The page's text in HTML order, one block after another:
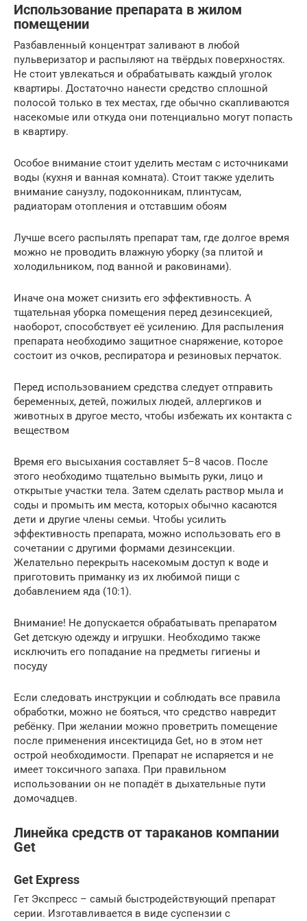
Использование препарата в жилом
помещении
Разбавленный концентрат заливают в любой
пульверизатор и распыляют на твёрдых поверхностях.
Не стоит увлекаться и обрабатывать каждый уголок
квартиры. Достаточно нанести средство сплошной
полосой только в тех местах, где обычно скапливаются
насекомые или откуда они потенциально могут попасть
в квартиру.
Особое внимание стоит уделить местам с источниками
воды (кухня и ванная комната). Стоит также уделить
внимание санузлу, подоконникам, плинтусам,
радиаторам отопления и отставшим обоям
Лучше всего распылять препарат там, где долгое время
можно не проводить влажную уборку (за плитой и
холодильником, под ванной и раковинами).
Иначе она может снизить его эффективность. А
тщательная уборка помещения перед дезинсекцией,
наоборот, способствует её усилению. Для распыления
препарата необходимо защитное снаряжение, которое
состоит из очков, респиратора и резиновых перчаток.
Перед использованием средства следует отправить
беременных, детей, пожилых людей, аллергиков и
животных в другое место, чтобы избежать их контакта с
веществом
Время его высыхания составляет 5–8 часов. После
этого необходимо тщательно вымыть руки, лицо и
открытые участки тела. Затем сделать раствор мыла и
соды и промыть им места, которых обычно касаются
дети и другие члены семьи. Чтобы усилить
эффективность препарата, можно использовать его в
сочетании с другими формами дезинсекции.
Желательно перекрыть насекомым доступ к воде и
приготовить приманку из их любимой пищи с
добавлением яда (10:1).
Внимание! Не допускается обрабатывать препаратом
Get детскую одежду и игрушки. Необходимо также
исключить его попадание на предметы гигиены и
посуду
Если следовать инструкции и соблюдать все правила
обработки, можно не бояться, что средство навредит
ребёнку. При желании можно проветрить помещение
после применения инсектицида Get, но в этом нет
острой необходимости. Препарат не испаряется и не
имеет токсичного запаха. При правильном
использовании он не попадёт в дыхательные пути
домочадцев.
Линейка средств от тараканов компании
Get
Get Express
Гет Экспресс – самый быстродействующий препарат
серии. Изготавливается в виде суспензии с